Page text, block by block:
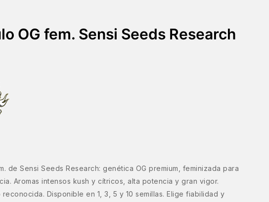
OG fem. Sensi Seeds Research
de Sensi Seeds Research: genética OG premium, feminizada para
Aromas intensos kush y cítricos, alta potencia y gran vigor.
Disponible en 1, 3, 5 y 10 semillas. Elige fiabilidad y